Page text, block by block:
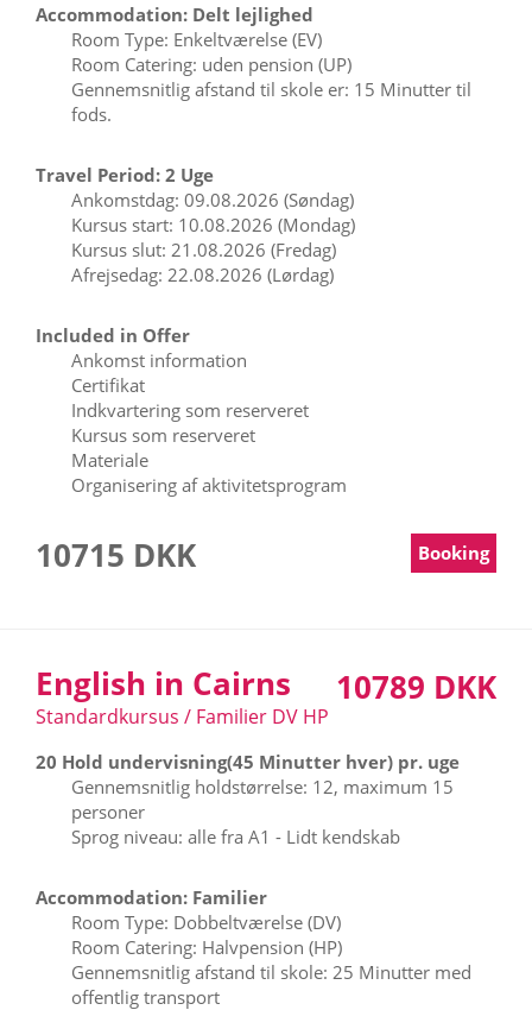
Accommodation: Delt lejlighed
Room Type: Enkeltværelse (EV)
Room Catering: uden pension (UP)
Gennemsnitlig afstand til skole er: 15 Minutter til
fods.
Travel Period: 2 Uge
Ankomstdag: 09.08.2026 (Søndag)
Kursus start: 10.08.2026 (Mondag)
Kursus slut: 21.08.2026 (Fredag)
Afrejsedag: 22.08.2026 (Lørdag)
Included in Offer
Ankomst information
Certifikat
Indkvartering som reserveret
Kursus som reserveret
Materiale
Organisering af aktivitetsprogram
10715 DKK Booking
English in Cairns
Standardkursus / Familier DV HP
10789 DKK
20 Hold undervisning(45 Minutter hver) pr. uge
Gennemsnitlig holdstørrelse: 12, maximum 15
personer
Sprog niveau: alle fra A1 - Lidt kendskab
Accommodation: Familier
Room Type: Dobbeltværelse (DV)
Room Catering: Halvpension (HP)
Gennemsnitlig afstand til skole: 25 Minutter med
offentlig transport